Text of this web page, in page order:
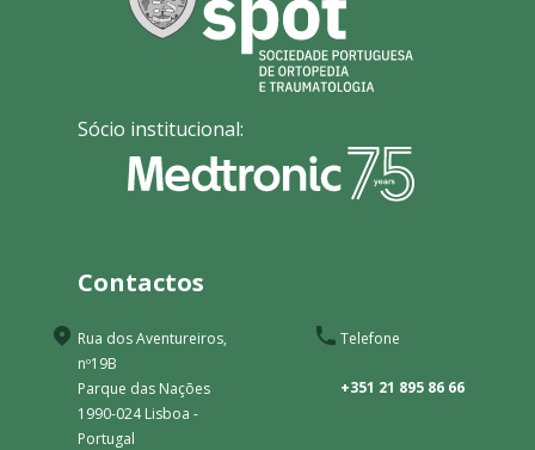
Sócio institucional:
Contactos
Rua dos Aventureiros,
nº19B
Parque das Nações
1990-024 Lisboa -
Portugal
Telefone
+351 21 895 86 66